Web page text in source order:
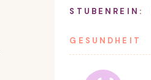
STUBENREIN:
GESUNDHEIT